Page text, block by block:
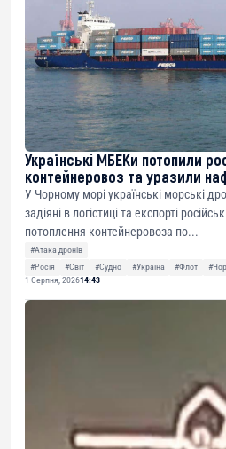
Українські МБЕКи потопили
контейнеровоз та уразили
У Чорному морі українські морські
задіяні в логістиці та експорті
потоплення контейнеровоза по...
#Атака дронів
#Росія
#Світ #Судно #Україна #Флот
1 Серпня, 202614:43